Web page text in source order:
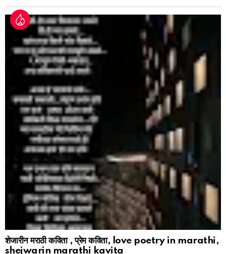
शेजारीन मराठी कविता , प्रेम कविता, love poetry in marathi,
shejwarin marathi kavita